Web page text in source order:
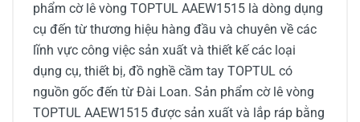
phẩm cờ lê vòng TOPTUL AAEW1515 là dòng dụng
cụ đến từ thương hiệu hàng đầu và chuyên về các
lĩnh vực công việc sản xuất và thiết kế các loại
dụng cụ, thiết bị, đồ nghề cầm tay TOPTUL có
nguồn gốc đến từ Đài Loan. Sản phẩm cờ lê vòng
TOPTUL AAEW1515 được sản xuất và lắp ráp bằng